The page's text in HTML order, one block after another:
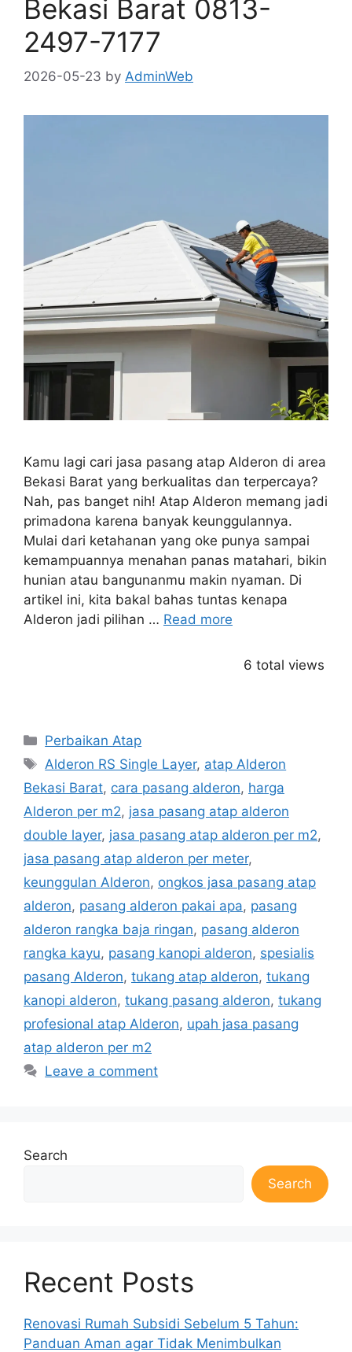
Bekasi Barat 0813-
2497-7177
2026-05-23 by AdminWeb
Kamu lagi cari jasa pasang atap Alderon di area
Bekasi Barat yang berkualitas dan terpercaya?
Nah, pas banget nih! Atap Alderon memang jadi
primadona karena banyak keunggulannya.
Mulai dari ketahanan yang oke punya sampai
kemampuannya menahan panas matahari, bikin
hunian atau bangunanmu makin nyaman. Di
artikel ini, kita bakal bahas tuntas kenapa
Alderon jadi pilihan … Read more
6 total views
Categories
Perbaikan Atap
Tags
Alderon RS Single Layer, atap Alderon
Bekasi Barat, cara pasang alderon, harga
Alderon per m2, jasa pasang atap alderon
double layer, jasa pasang atap alderon per m2,
jasa pasang atap alderon per meter,
keunggulan Alderon, ongkos jasa pasang atap
alderon, pasang alderon pakai apa, pasang
alderon rangka baja ringan, pasang alderon
rangka kayu, pasang kanopi alderon, spesialis
pasang Alderon, tukang atap alderon, tukang
kanopi alderon, tukang pasang alderon, tukang
profesional atap Alderon, upah jasa pasang
atap alderon per m2
Leave a comment
Search
Search
Recent Posts
Renovasi Rumah Subsidi Sebelum 5 Tahun:
Panduan Aman agar Tidak Menimbulkan